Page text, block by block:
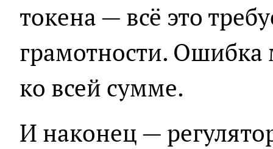
токена — всё это
грамотности. Ошибка
ко всей сумме.
И наконец —